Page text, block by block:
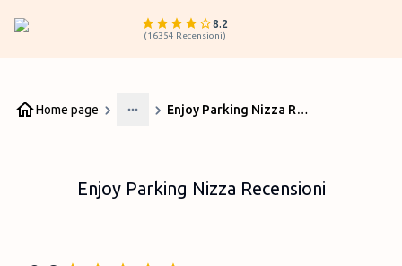
8.2
(16354 Recensioni)
Home page
More
Enjoy Parking Nizza Recensioni
Enjoy Parking Nizza Recensioni